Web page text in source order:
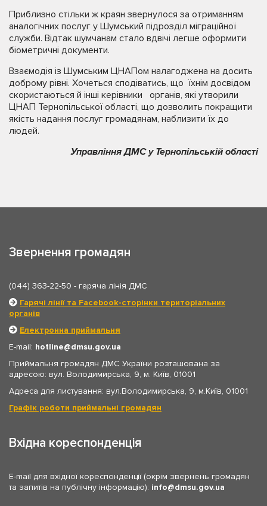
Приблизно стільки ж краян звернулося за отриманням
аналогічних послуг у Шумський підрозділ міграційної
служби. Відтак шумчанам стало вдвічі легше оформити
біометричні документи.
Взаємодія із Шумським ЦНАПом налагоджена на досить
доброму рівні. Хочеться сподіватись, що їхнім досвідом
скористаються й інші керівники органів, які утворили
ЦНАП Тернопільської області, що дозволить покращити
якість надання послуг громадянам, наблизити їх до
людей.
Управління ДМС у Тернопільській області
Звернення громадян
(044) 363-22-50 - гаряча лінія ДМС
Гарячі лінії та Facebook-сторінки територіальних
органів
Електронна приймальня
E-mail: hotline
dmsu.gov.ua
Приймальня громадян ДМС України розташована за
адресою: вул. Володимирська, 9, м. Київ, 01001
Адреса для листування: вул.Володимирська, 9, м.Київ, 01001
Графік роботи приймальні громадян
Вхідна кореспонденція
E-mail для вхідної кореспонденції (окрім звернень громадян
та запитів на публічну інформацію): info dmsu.gov.ua